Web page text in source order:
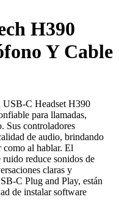
H390
Y Cable
C Headset H390
para llamadas,
Sus controladores
de audio, brindando
como al hablar. El
reduce sonidos de
claras y
C Plug and Play, están
de instalar software